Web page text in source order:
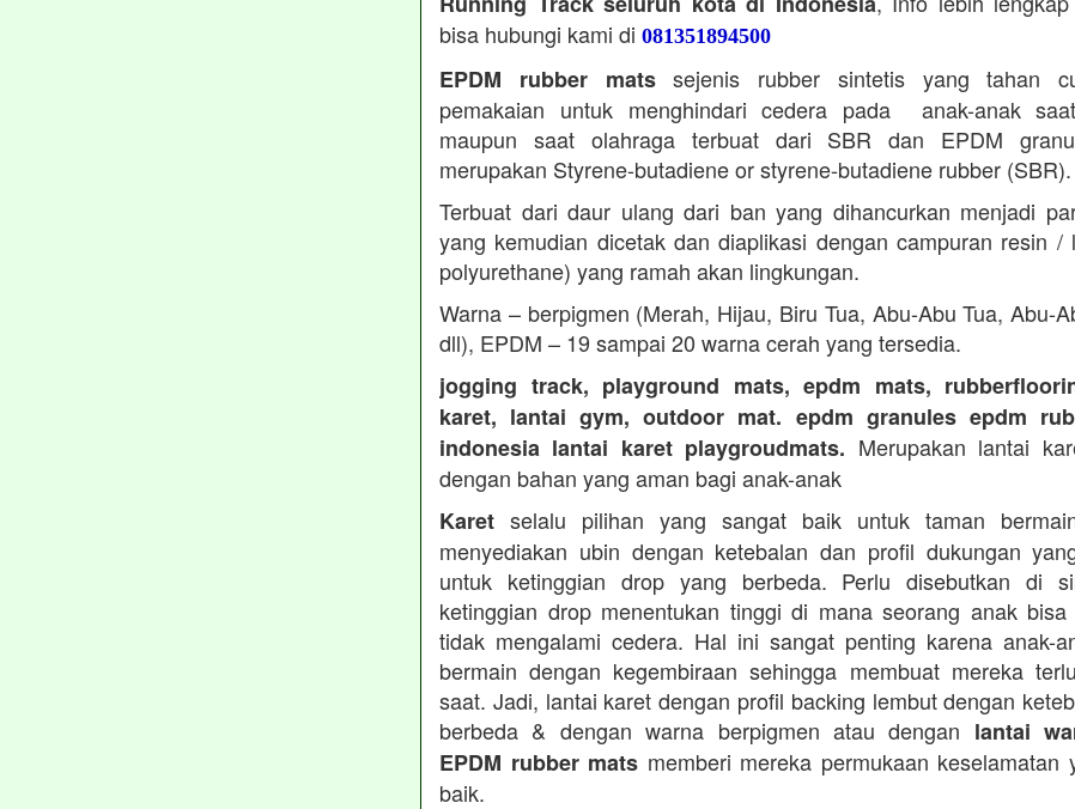
bisa hubungi kami di 081351894500
EPDM rubber matssejenis rubber sintetis yang tahan
pemakaian untuk menghindari cedera pada anak-anak
maupun saat olahraga terbuat dari SBR dan EPDM
merupakan Styrene-butadiene or styrene-butadiene rubber (SBR).
Terbuat dari daur ulang dari ban yang dihancurkan menjadi
yang kemudian dicetak dan diaplikasi dengan campuran resin
polyurethane) yang ramah akan lingkungan.
Warna – berpigmen (Merah, Hijau, Biru Tua, Abu-Abu Tua, Abu-
dll), EPDM – 19 sampai 20 warna cerah yang tersedia.
jogging track, playground mats, epdm mats,
karet, lantai gym, outdoor mat. epdm granules epdm
indonesia lantai karet playgroudmats. Merupakan lantai
dengan bahan yang aman bagi anak-anak
Karet selalu pilihan yang sangat baik untuk taman
menyediakan ubin dengan ketebalan dan profil dukungan
untuk ketinggian drop yang berbeda. Perlu disebutkan di
ketinggian drop menentukan tinggi di mana seorang anak
tidak mengalami cedera. Hal ini sangat penting karena anak-
bermain dengan kegembiraan sehingga membuat mereka
saat. Jadi, lantai karet dengan profil backing lembut dengan
berbeda & dengan warna berpigmen atau dengan lantai
EPDM rubber mats memberi mereka permukaan keselamatan
baik.